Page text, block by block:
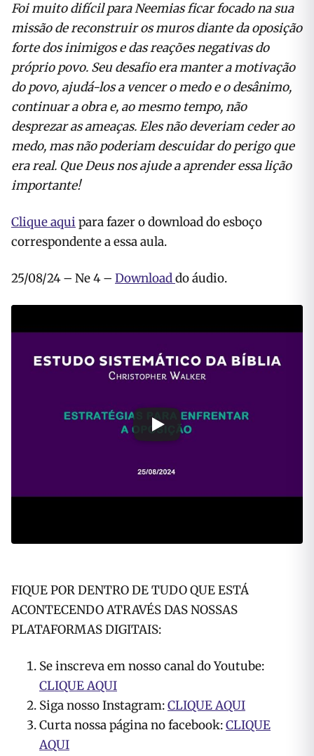
Foi muito difícil para Neemias ficar focado na sua
missão de reconstruir os muros diante da oposição
forte dos inimigos e das reações negativas do
próprio povo. Seu desafio era manter a motivação
do povo, ajudá-los a vencer o medo e o desânimo,
continuar a obra e, ao mesmo tempo, não
desprezar as ameaças. Eles não deveriam ceder ao
medo, mas não poderiam descuidar do perigo que
era real. Que Deus nos ajude a aprender essa lição
importante!
Clique aqui para fazer o download do esboço
correspondente a essa aula.
25/08/24 – Ne 4 – Downloaddo áudio.
FIQUE POR DENTRO DE TUDO QUE ESTÁ
ACONTECENDO ATRAVÉS DAS NOSSAS
PLATAFORMAS DIGITAIS:
Se inscreva em nosso canal do Youtube:
CLIQUE AQUI
Siga nosso Instagram:CLIQUE AQUI
Curta nossa página no facebook:CLIQUE
AQUI